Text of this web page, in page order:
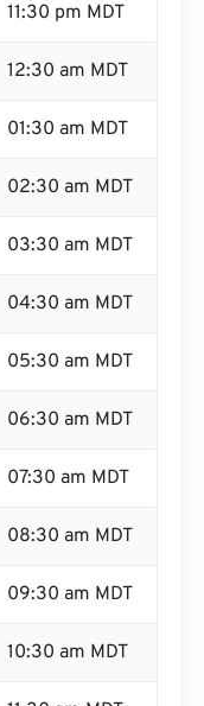
11:30 pm MDT
12:30 am MDT
01:30 am MDT
02:30 am MDT
03:30 am MDT
04:30 am MDT
05:30 am MDT
06:30 am MDT
07:30 am MDT
08:30 am MDT
09:30 am MDT
10:30 am MDT